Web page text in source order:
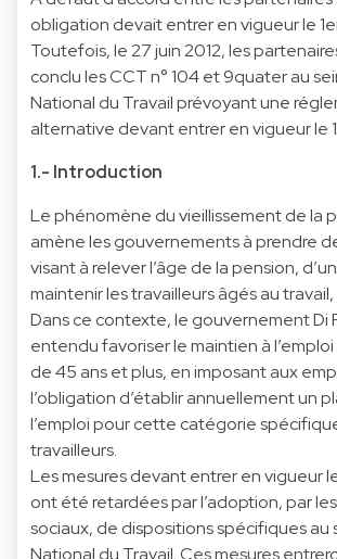
obligation devait entrer en vigueur le
Toutefois, le 27 juin 2012, les
conclu les CCT n° 104 et 9quater au
National du Travail prévoyant une
alternative devant entrer en vigueur le
1.- Introduction
Le phénomène du vieillissement de la
amène les gouvernements à prendre
visant à relever l’âge de la pension,
maintenir les travailleurs âgés au travail,
Dans ce contexte, le gouvernement Di
entendu favoriser le maintien à
de 45 ans et plus, en imposant aux
l’obligation d’établir annuellement un
l’emploi pour cette catégorie
travailleurs.
Les mesures devant entrer en vigueur
ont été retardées par l’adoption, par
sociaux, de dispositions spécifiques au
National du Travail. Ces mesures